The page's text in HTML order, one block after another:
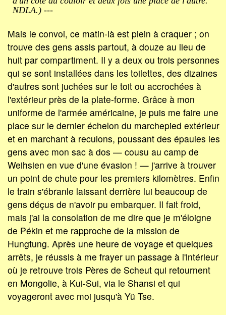
NDLA.) ---
Mais le convoi, ce matin-là est plein à craquer ; on
trouve des gens assis partout, à douze au lieu de
huit par compartiment. Il y a deux ou trois personnes
qui se sont installées dans les toilettes, des dizaines
d'autres sont juchées sur le toit ou accrochées à
l'extérieur près de la plate-forme. Grâce à mon
uniforme de l'armée américaine, je puis me faire une
place sur le dernier échelon du marchepied extérieur
et en marchant à reculons, poussant des épaules les
gens avec mon sac à dos — cousu au camp de
Weihsien en vue d'une évasion ! — j'arrive à trouver
un point de chute pour les premiers kilomètres. Enfin
le train s'ébranle laissant derrière lui beaucoup de
gens déçus de n'avoir pu embarquer. Il fait froid,
mais j'ai la consolation de me dire que je m'éloigne
de Pékin et me rapproche de la mission de
Hungtung. Après une heure de voyage et quelques
arrêts, je réussis à me frayer un passage à l'intérieur
où je retrouve trois Pères de Scheut qui retournent
en Mongolie, à Kui-Sui, via le Shansi et qui
voyageront avec moi jusqu'à Yü Tse.